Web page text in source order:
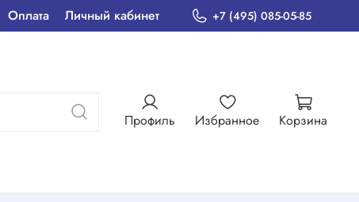
Оплата Личный кабинет +7 (495) 085-05-85
Профиль Избранное Корзина